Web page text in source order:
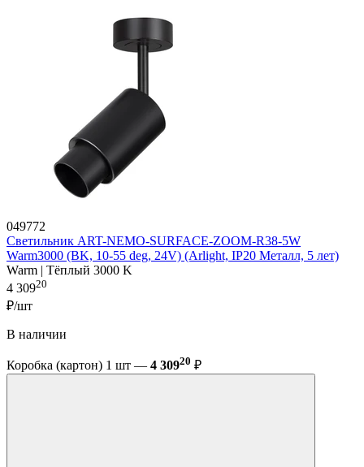
049772
Светильник ART-NEMO-SURFACE-ZOOM-R38-5W
Warm3000 (BK, 10-55 deg, 24V) (Arlight, IP20 Металл, 5 лет)
Warm | Тёплый 3000 K
4 30920
₽/шт
В наличии
Коробка (картон) 1 шт — 4 30920 ₽